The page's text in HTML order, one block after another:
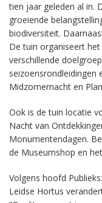
tien jaar geleden al in.
groeiende
biodiversiteit.
De tuin organiseert
verschillende
seizoensrondleidingen
Midzomernacht en
Ook is de tuin locatie
Nacht van
Monumentendagen.
de Museumshop en
Volgens hoofd
Leidse Hortus